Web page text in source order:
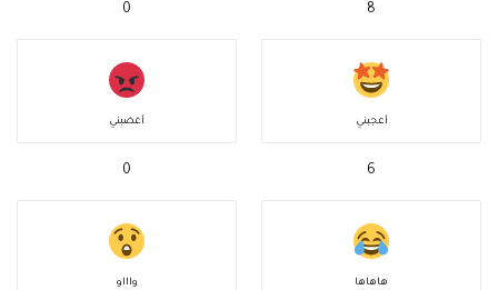
8
0
أعجبني
6
أغضبني
0
هاهاها واااو